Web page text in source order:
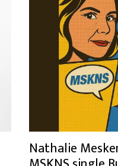
Nathalie